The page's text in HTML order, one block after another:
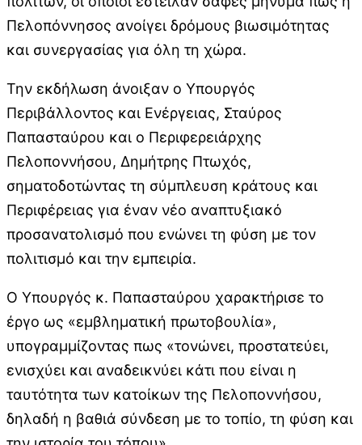
Πελοπόννησος ανοίγει δρόμους βιωσιμότητας
και συνεργασίας για όλη τη χώρα.
Την εκδήλωση άνοιξαν ο Υπουργός
Περιβάλλοντος και Ενέργειας, Σταύρος
Παπασταύρου και ο Περιφερειάρχης
Πελοποννήσου, Δημήτρης Πτωχός,
σηματοδοτώντας τη σύμπλευση κράτους και
Περιφέρειας για έναν νέο αναπτυξιακό
προσανατολισμό που ενώνει τη φύση με τον
πολιτισμό και την εμπειρία.
Ο Υπουργός κ. Παπασταύρου χαρακτήρισε το
έργο ως «εμβληματική πρωτοβουλία»,
υπογραμμίζοντας πως «τονώνει, προστατεύει,
ενισχύει και αναδεικνύει κάτι που είναι η
ταυτότητα των κατοίκων της Πελοποννήσου,
δηλαδή η βαθιά σύνδεση με το τοπίο, τη φύση και